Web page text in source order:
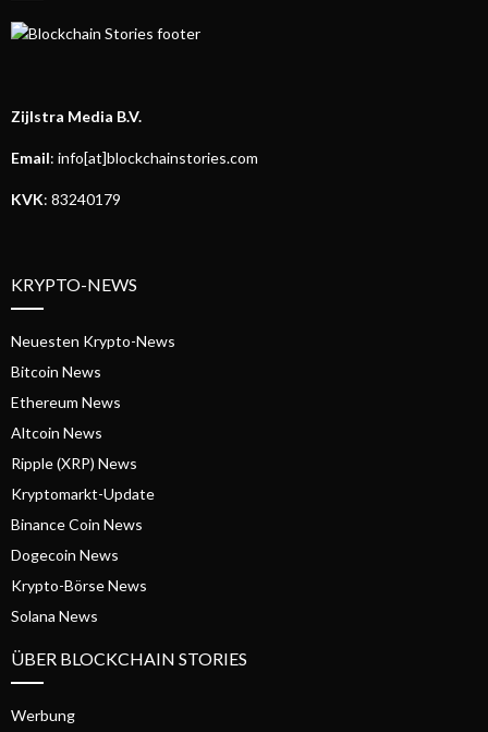
Zijlstra Media B.V.
Email: info[at]blockchainstories.com
KVK: 83240179
KRYPTO-NEWS
Neuesten Krypto-News
Bitcoin News
Ethereum News
Altcoin News
Ripple (XRP) News
Kryptomarkt-Update
Binance Coin News
Dogecoin News
Krypto-Börse News
Solana News
ÜBER BLOCKCHAIN STORIES
Werbung